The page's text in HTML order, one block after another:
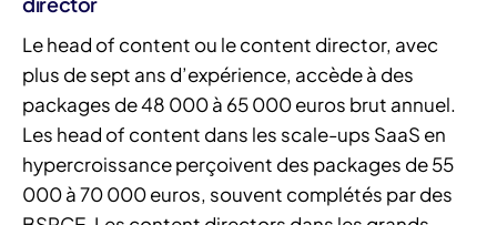
Le head of content ou le content director, avec
plus de sept ans d’expérience, accède à des
packages de 48 000 à 65 000 euros brut annuel.
Les head of content dans les scale-ups SaaS en
hypercroissance perçoivent des packages de 55
000 à 70 000 euros, souvent complétés par des